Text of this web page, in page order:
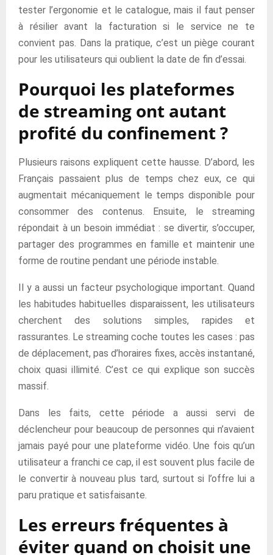
tester l’ergonomie et le catalogue, mais il faut penser
à résilier avant la facturation si le service ne te
convient pas. Dans la pratique, c’est un piège courant
pour les utilisateurs qui oublient la date de fin d’essai.
Pourquoi les plateformes
de streaming ont autant
profité du confinement ?
Plusieurs raisons expliquent cette hausse. D’abord, les
Français passaient plus de temps chez eux, ce qui
augmentait mécaniquement le temps disponible pour
consommer des contenus. Ensuite, le streaming
répondait à un besoin immédiat : se divertir, s’occuper,
partager des programmes en famille et maintenir une
forme de routine pendant une période instable.
Il y a aussi un facteur psychologique important. Quand
les habitudes habituelles disparaissent, les utilisateurs
cherchent des solutions simples, rapides et
rassurantes. Le streaming coche toutes les cases : pas
de déplacement, pas d’horaires fixes, accès instantané,
choix quasi illimité. C’est ce qui explique son succès
massif.
Dans les faits, cette période a aussi servi de
déclencheur pour beaucoup de personnes qui n’avaient
jamais payé pour une plateforme vidéo. Une fois qu’un
utilisateur a franchi ce cap, il est souvent plus facile de
le convertir à nouveau plus tard, surtout si l’offre lui a
paru pratique et satisfaisante.
Les erreurs fréquentes à
éviter quand on choisit une